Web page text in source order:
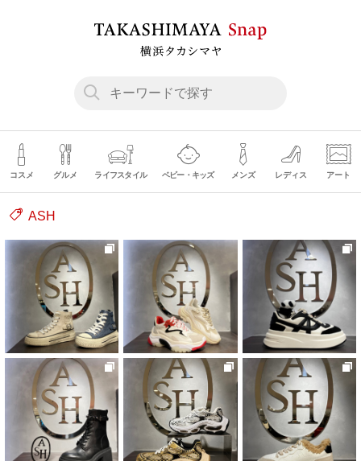
コスメ グルメ ライフスタイル ベビー・キッズ メンズ レディス アート
ASH